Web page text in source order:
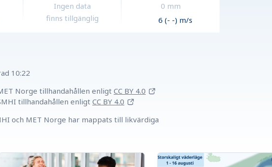
Ingen data
finns tillgänglig
0 mm
6 (- -) m/s
10:22
Norge tillhandahållen enligt CC BY 4.0
tillhandahållen enligt CC BY 4.0
och MET Norge har mappats till likvärdiga